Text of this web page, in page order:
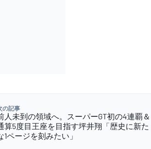
の記事
人未到の領域へ。スーパーGT初の4連覇＆
算5度目王座を目指す坪井翔「歴史に新た
1ページを刻みたい」